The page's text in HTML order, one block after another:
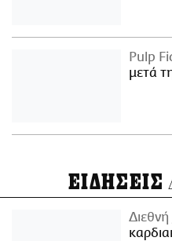
Pulp
μετά
ΕΙΔΗΣΕΙΣ
Διεθνή